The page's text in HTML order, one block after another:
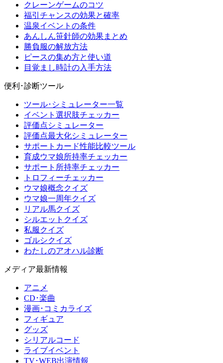
クレーンゲームのコツ
福引チャンスの効果と確率
温泉イベントの条件
あんしん笹針師の効果まとめ
勝負服の解放方法
ピースの集め方と使い道
目覚まし時計の入手方法
便利･診断ツール
ツール･シミュレーター一覧
イベント選択肢チェッカー
評価点シミュレーター
評価点最大化シミュレーター
サポートカード性能比較ツール
育成ウマ娘所持率チェッカー
サポート所持率チェッカー
トロフィーチェッカー
ウマ娘概念クイズ
ウマ娘一周年クイズ
リアル馬クイズ
シルエットクイズ
私服クイズ
ゴルシクイズ
わたしのアオハル診断
メディア最新情報
アニメ
CD･楽曲
漫画･コミカライズ
フィギュア
グッズ
シリアルコード
ライブイベント
TV･WEB出演情報